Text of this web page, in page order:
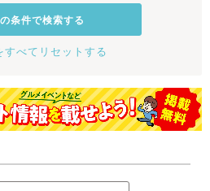
条件で検索する
すべてリセットする